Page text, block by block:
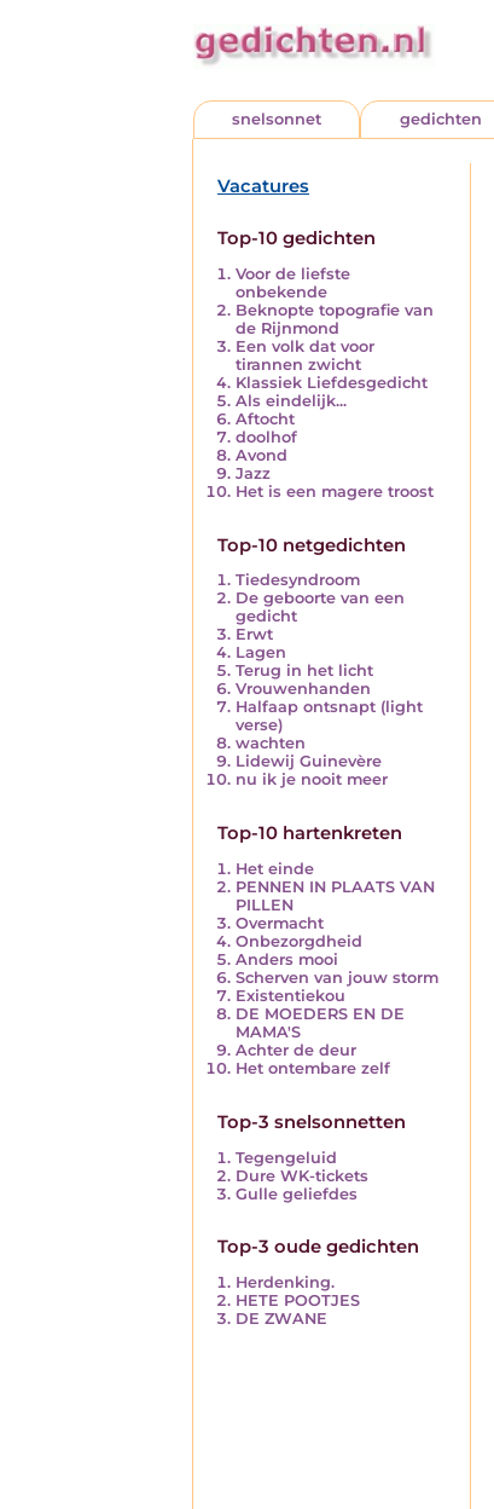
snelsonnet gedichten
Vacatures
Top-10 gedichten
Voor de liefste
onbekende
Beknopte topografie van
de Rijnmond
Een volk dat voor
tirannen zwicht
Klassiek Liefdesgedicht
Als eindelijk...
Aftocht
doolhof
Avond
Jazz
Het is een magere troost
Top-10 netgedichten
Tiedesyndroom
De geboorte van een
gedicht
Erwt
Lagen
Terug in het licht
Vrouwenhanden
Halfaap ontsnapt (light
verse)
wachten
Lidewij Guinevère
nu ik je nooit meer
Top-10 hartenkreten
Het einde
PENNEN IN PLAATS VAN
PILLEN
Overmacht
Onbezorgdheid
Anders mooi
Scherven van jouw storm
Existentiekou
DE MOEDERS EN DE
MAMA'S
Achter de deur
Het ontembare zelf
Top-3 snelsonnetten
Tegengeluid
Dure WK-tickets
Gulle geliefdes
Top-3 oude gedichten
Herdenking.
HETE POOTJES
DE ZWANE